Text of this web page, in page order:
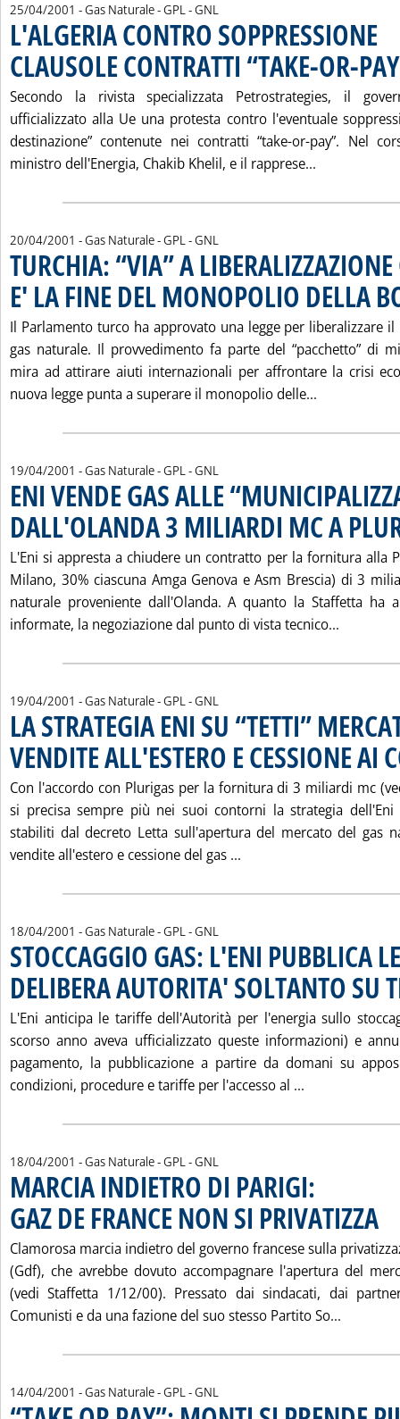
25/04/2001 - Gas Naturale - GPL - GNL
L'ALGERIA CONTRO SOPPRESSIONE
CLAUSOLE CONTRATTI “TAKE-OR-
Secondo la rivista specializzata Petrostrategies, il
ufficializzato alla Ue una protesta contro l'eventuale
destinazione” contenute nei contratti “take-or-pay”. Nel
ministro dell'Energia, Chakib Khelil, e il rapprese...
20/04/2001 - Gas Naturale - GPL - GNL
TURCHIA: “VIA” A LIBERALIZZAZIONE
E' LA FINE DEL MONOPOLIO DELLA
Il Parlamento turco ha approvato una legge per liberalizzare
gas naturale. Il provvedimento fa parte del “pacchetto” di
mira ad attirare aiuti internazionali per affrontare la crisi
nuova legge punta a superare il monopolio delle...
19/04/2001 - Gas Naturale - GPL - GNL
ENI VENDE GAS ALLE
DALL'OLANDA 3 MILIARDI MC A
L'Eni si appresta a chiudere un contratto per la fornitura alla
Milano, 30% ciascuna Amga Genova e Asm Brescia) di 3
naturale proveniente dall'Olanda. A quanto la Staffetta ha
informate, la negoziazione dal punto di vista tecnico...
19/04/2001 - Gas Naturale - GPL - GNL
LA STRATEGIA ENI SU “TETTI”
VENDITE ALL'ESTERO E CESSIONE AI
Con l'accordo con Plurigas per la fornitura di 3 miliardi mc
si precisa sempre più nei suoi contorni la strategia dell'Eni
stabiliti dal decreto Letta sull'apertura del mercato del gas
vendite all'estero e cessione del gas ...
18/04/2001 - Gas Naturale - GPL - GNL
STOCCAGGIO GAS: L'ENI PUBBLICA
DELIBERA AUTORITA' SOLTANTO SU
L'Eni anticipa le tariffe dell'Autorità per l'energia sullo
scorso anno aveva ufficializzato queste informazioni) e
pagamento, la pubblicazione a partire da domani su
condizioni, procedure e tariffe per l'accesso al ...
18/04/2001 - Gas Naturale - GPL - GNL
MARCIA INDIETRO DI PARIGI:
GAZ DE FRANCE NON SI PRIVATIZZA
Clamorosa marcia indietro del governo francese sulla
(Gdf), che avrebbe dovuto accompagnare l'apertura del
(vedi Staffetta 1/12/00). Pressato dai sindacati, dai
Comunisti e da una fazione del suo stesso Partito So...
14/04/2001 - Gas Naturale - GPL - GNL